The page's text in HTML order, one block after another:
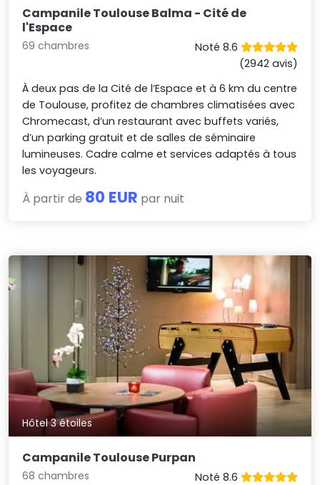
Campanile Toulouse Balma - Cité de
l'Espace
69 chambres
Noté 8.6
(2942 avis)
À deux pas de la Cité de l’Espace et à 6 km du centre
de Toulouse, profitez de chambres climatisées avec
Chromecast, d’un restaurant avec buffets variés,
d’un parking gratuit et de salles de séminaire
lumineuses. Cadre calme et services adaptés à tous
les voyageurs.
À partir de 80 EUR par nuit
Hôtel 3 étoiles
Campanile Toulouse Purpan
68 chambres
Noté 8.6